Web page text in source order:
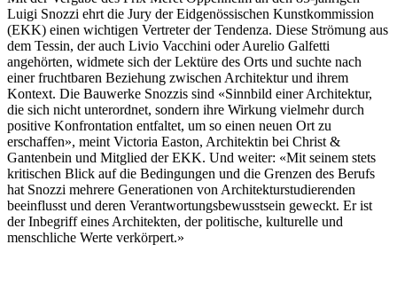
Luigi Snozzi ehrt die Jury der Eidgenössischen Kunstkommission
(EKK) einen wichtigen Vertreter der Tendenza. Diese Strömung aus
dem Tessin, der auch Livio Vacchini oder Aurelio Galfetti
angehörten, widmete sich der Lektüre des Orts und suchte nach
einer fruchtbaren Beziehung zwischen Architektur und ihrem
Kontext. Die Bauwerke Snozzis sind «Sinnbild einer Architektur,
die sich nicht unterordnet, sondern ihre Wirkung vielmehr durch
positive Konfrontation entfaltet, um so einen neuen Ort zu
erschaffen», meint Victoria Easton, Architektin bei Christ &
Gantenbein und Mitglied der EKK. Und weiter: «Mit seinem stets
kritischen Blick auf die Bedingungen und die Grenzen des Berufs
hat Snozzi mehrere Generationen von Architekturstudierenden
beeinflusst und deren Verantwortungsbewusstsein geweckt. Er ist
der Inbegriff eines Architekten, der politische, kulturelle und
menschliche Werte verkörpert.»